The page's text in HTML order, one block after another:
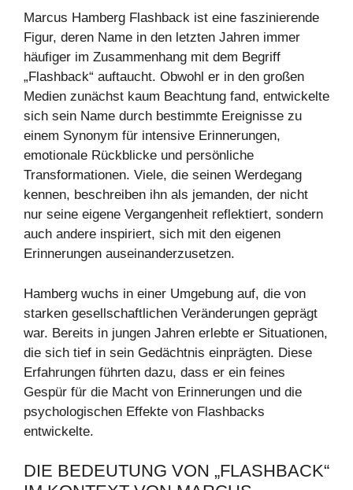
Marcus Hamberg Flashback ist eine faszinierende
Figur, deren Name in den letzten Jahren immer
häufiger im Zusammenhang mit dem Begriff
„Flashback“ auftaucht. Obwohl er in den großen
Medien zunächst kaum Beachtung fand, entwickelte
sich sein Name durch bestimmte Ereignisse zu
einem Synonym für intensive Erinnerungen,
emotionale Rückblicke und persönliche
Transformationen. Viele, die seinen Werdegang
kennen, beschreiben ihn als jemanden, der nicht
nur seine eigene Vergangenheit reflektiert, sondern
auch andere inspiriert, sich mit den eigenen
Erinnerungen auseinanderzusetzen.
Hamberg wuchs in einer Umgebung auf, die von
starken gesellschaftlichen Veränderungen geprägt
war. Bereits in jungen Jahren erlebte er Situationen,
die sich tief in sein Gedächtnis einprägten. Diese
Erfahrungen führten dazu, dass er ein feines
Gespür für die Macht von Erinnerungen und die
psychologischen Effekte von Flashbacks
entwickelte.
DIE BEDEUTUNG VON „FLASHBACK“